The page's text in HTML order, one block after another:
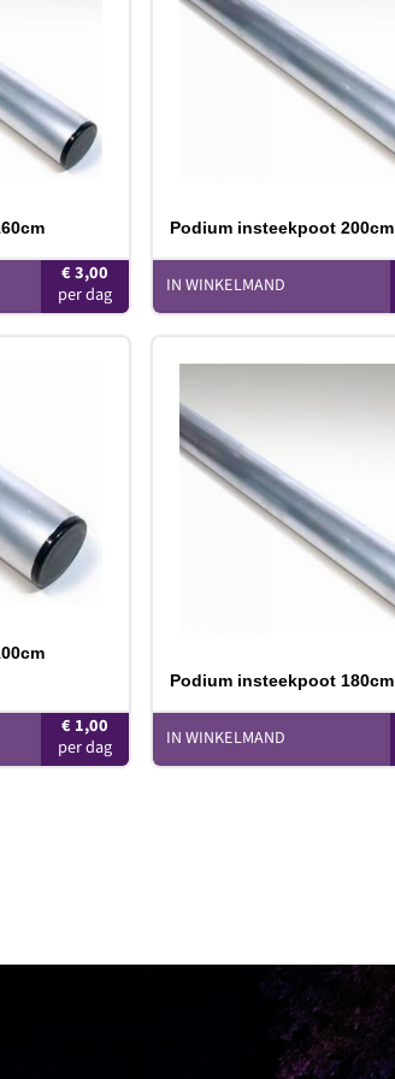
€3,00
Podium insteekpoot 200cm
IN WINKELMAND
€1,00
Podium insteekpoot 180cm
IN WINKELMAND